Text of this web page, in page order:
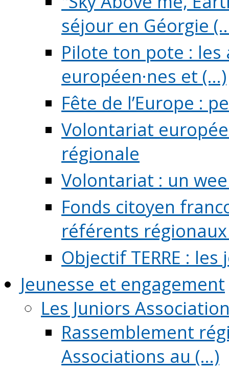
séjour en Géorgie
Pilote ton pote :
européen·nes et (...)
Fête de l’Europe :
Volontariat
régionale
Volontariat : un
Fonds citoyen
référents régionaux
Objectif TERRE :
Jeunesse et engagement
Les Juniors
Rassemblement
Associations au (...)